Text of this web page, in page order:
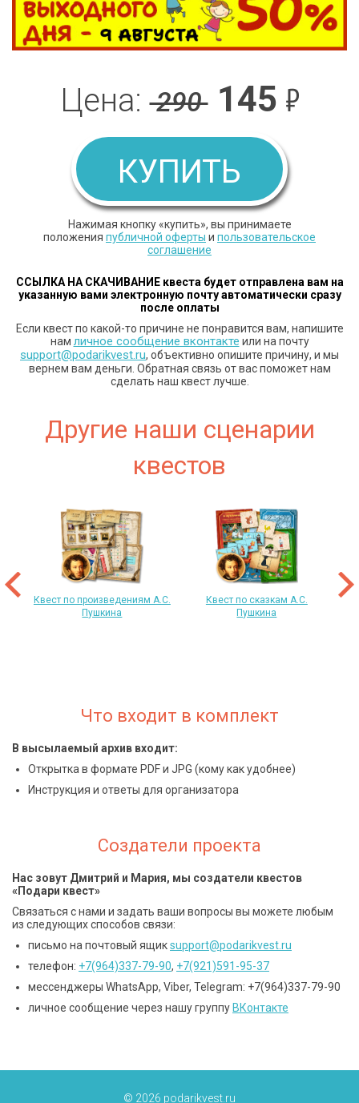
Цена:290145 ₽
КУПИТЬ
Нажимая кнопку «купить», вы принимаете
положения публичной оферты и пользовательское
соглашение
ССЫЛКА НА СКАЧИВАНИЕ квеста будет отправлена вам на
указанную вами электронную почту автоматически сразу
после оплаты
Если квест по какой-то причине не понравится вам, напишите
нам личное сообщение вконтакте или на почту
support@podarikvest.ru, объективно опишите причину, и мы
вернем вам деньги. Обратная связь от вас поможет нам
сделать наш квест лучше.
Другие наши сценарии
квестов
Квест по произведениям А.С.
Пушкина
Квест по сказкам А.С.
Пушкина
Что входит в комплект
В высылаемый архив входит:
Открытка в формате PDF и JPG (кому как удобнее)
Инструкция и ответы для организатора
Создатели проекта
Нас зовут Дмитрий и Мария, мы создатели квестов
«Подари квест»
Связаться с нами и задать ваши вопросы вы можете любым
из следующих способов связи:
письмо на почтовый ящикsupport@podarikvest.ru
телефон: +7(964)337-79-90, +7(921)591-95-37
мессенджеры WhatsApp, Viber, Telegram: +7(964)337-79-90
личное сообщение через нашу группу ВКонтакте
© 2026 podarikvest.ru